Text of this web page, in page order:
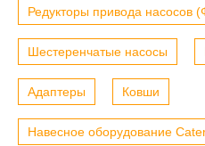
Редукторы привода насосов
Шестеренчатые насосы
Адаптеры Ковши
Навесное оборудование